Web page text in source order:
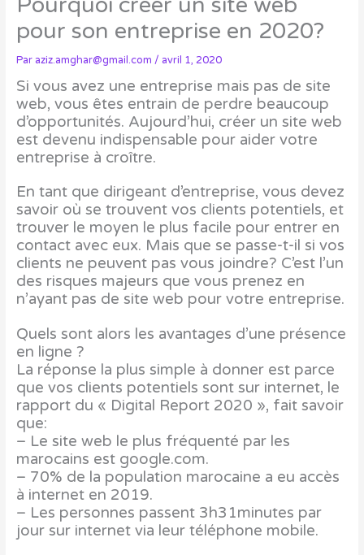
Pourquoi créer un site web
pour son entreprise en 2020?
Par aziz.amghar@gmail.com / avril 1, 2020
Si vous avez une entreprise mais pas de site
web, vous êtes entrain de perdre beaucoup
d’opportunités. Aujourd’hui, créer un site web
est devenu indispensable pour aider votre
entreprise à croître.
En tant que dirigeant d’entreprise, vous devez
savoir où se trouvent vos clients potentiels, et
trouver le moyen le plus facile pour entrer en
contact avec eux. Mais que se passe-t-il si vos
clients ne peuvent pas vous joindre? C’est l’un
des risques majeurs que vous prenez en
n’ayant pas de site web pour votre entreprise.
Quels sont alors les avantages d’une présence
en ligne ?
La réponse la plus simple à donner est parce
que vos clients potentiels sont sur internet, le
rapport du « Digital Report 2020 », fait savoir
que:
– Le site web le plus fréquenté par les
marocains est google.com.
– 70% de la population marocaine a eu accès
à internet en 2019.
– Les personnes passent 3h31minutes par
jour sur internet via leur téléphone mobile.